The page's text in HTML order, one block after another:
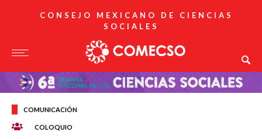
CONSEJO MEXICANO DE CIENCIAS
SOCIALES
COMUNICACIÓN
COLOQUIO